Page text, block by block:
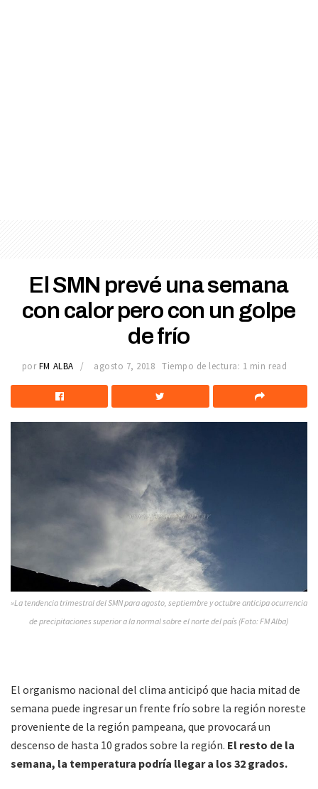
El SMN prevé una semana
con calor pero con un golpe
de frío
por FM ALBA agosto 7, 2018 Tiempo de lectura: 1 min read
»La tendencia trimestral del SMN para agosto, septiembre y octubre anticipa ocurrencia
de precipitaciones superior a la normal sobre el norte del país (Foto: FM Alba)
El organismo nacional del clima anticipó que hacia mitad de
semana puede ingresar un frente frío sobre la región noreste
proveniente de la región pampeana, que provocará un
descenso de hasta 10 grados sobre la región. El resto de la
semana, la temperatura podría llegar a los 32 grados.